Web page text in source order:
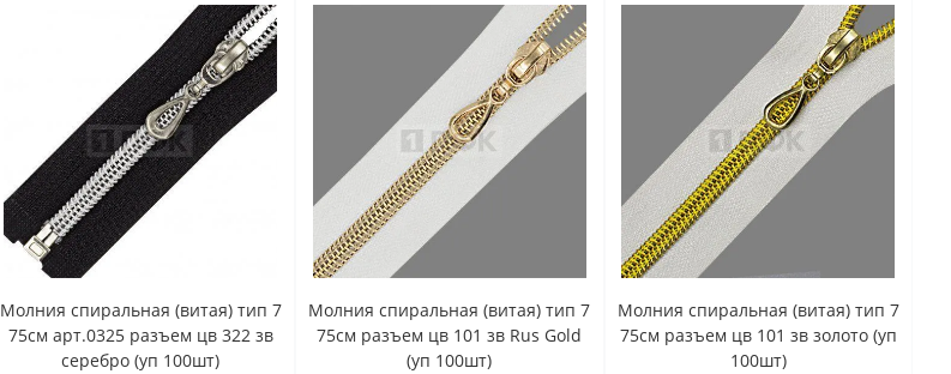
Молния спиральная (витая) тип 7
75см арт.0325 разъем цв 322 зв
серебро (уп 100шт)
Молния спиральная (витая) тип 7
75см разъем цв 101 зв Rus Gold
(уп 100шт)
Молния спиральная (витая) тип 7
75см разъем цв 101 зв золото (уп
100шт)